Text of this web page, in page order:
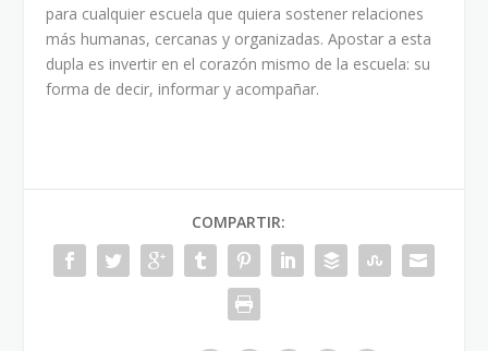
para cualquier escuela que quiera sostener relaciones
más humanas, cercanas y organizadas. Apostar a esta
dupla es invertir en el corazón mismo de la escuela: su
forma de decir, informar y acompañar.
COMPARTIR: